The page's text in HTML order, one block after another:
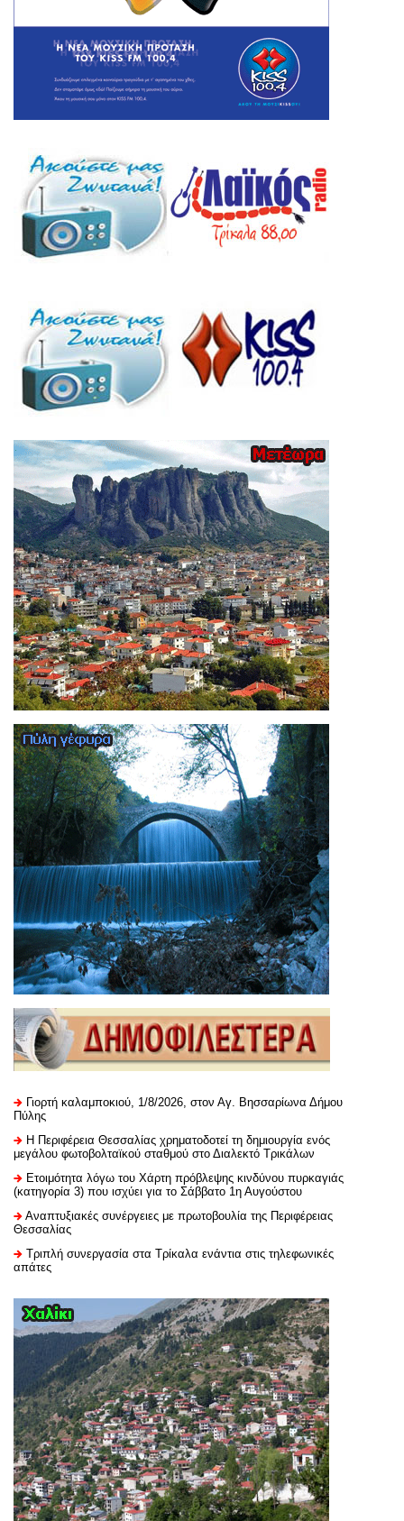
Γιορτή καλαμποκιού, 1/8/2026, στον Αγ. Βησσαρίωνα Δήμου
Πύλης
H Περιφέρεια Θεσσαλίας χρηματοδοτεί τη δημιουργία ενός
μεγάλου φωτοβολταϊκού σταθμού στο Διαλεκτό Τρικάλων
Ετοιμότητα λόγω του Χάρτη πρόβλεψης κινδύνου πυρκαγιάς
(κατηγορία 3) που ισχύει για το Σάββατο 1η Αυγούστου
Αναπτυξιακές συνέργειες με πρωτοβουλία της Περιφέρειας
Θεσσαλίας
Τριπλή συνεργασία στα Τρίκαλα ενάντια στις τηλεφωνικές
απάτες